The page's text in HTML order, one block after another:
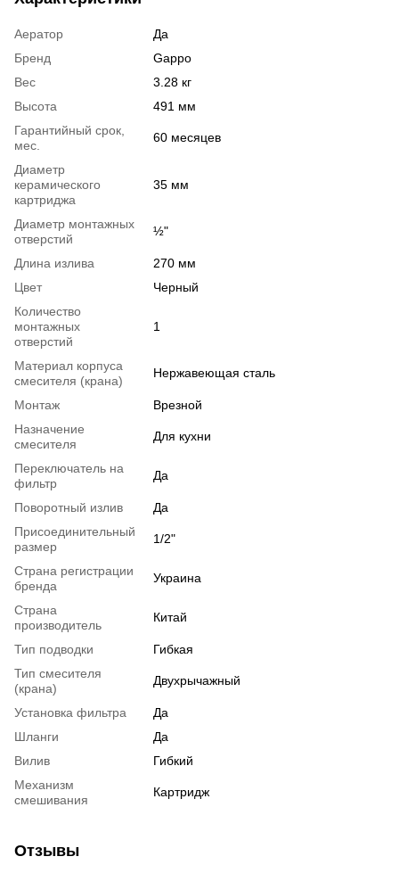
Аератор
Да
Бренд
Gappo
Вес
3.28 кг
Высота
491 мм
Гарантийный срок,
мес.
60 месяцев
Диаметр
керамического
картриджа
35 мм
Диаметр монтажных
отверстий
½"
Длина излива
270 мм
Цвет
Черный
Количество
монтажных
отверстий
1
Материал корпуса
смесителя (крана)
Нержавеющая сталь
Монтаж
Врезной
Назначение
смесителя
Для кухни
Переключатель на
фильтр
Да
Поворотный излив
Да
Присоединительный
размер
1/2"
Страна регистрации
бренда
Украина
Страна
производитель
Китай
Тип подводки
Гибкая
Тип смесителя
(крана)
Двухрычажный
Установка фильтра
Да
Шланги
Да
Вилив
Гибкий
Механизм
смешивания
Картридж
Отзывы